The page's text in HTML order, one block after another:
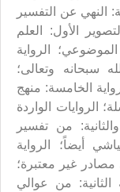
النهي عن التفسير
الأول: العلم
الرواية
سبحانه وتعالى؛
الخامسة: منهج
الروايات الواردة
من تفسير
أيضاً؛ الرواية
مصادر غير معتبرة؛
الثانية: من عوالي